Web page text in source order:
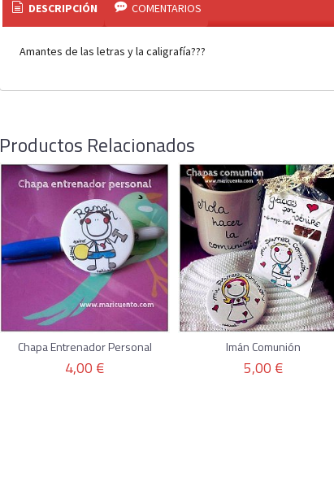
DESCRIPCIÓN COMENTARIOS
Amantes de las letras y la caligrafía???
Productos Relacionados
Chapa Entrenador Personal
4,00 €
Imán Comunión
5,00 €